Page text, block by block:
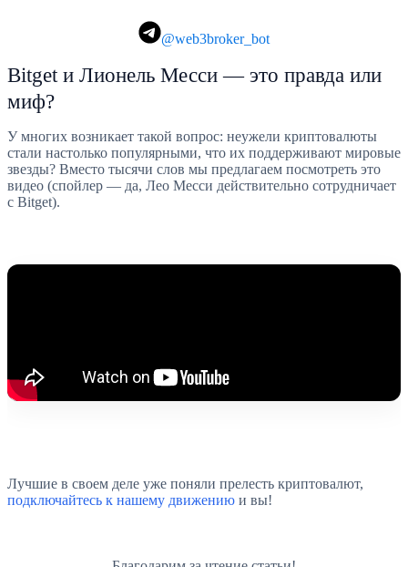
@web3broker_bot
Bitget и Лионель Месси — это правда или
миф?
У многих возникает такой вопрос: неужели криптовалюты
стали настолько популярными, что их поддерживают мировые
звезды? Вместо тысячи слов мы предлагаем посмотреть это
видео (спойлер — да, Лео Месси действительно сотрудничает
с Bitget).
Лучшие в своем деле уже поняли прелесть криптовалют,
подключайтесь к нашему движению и вы!